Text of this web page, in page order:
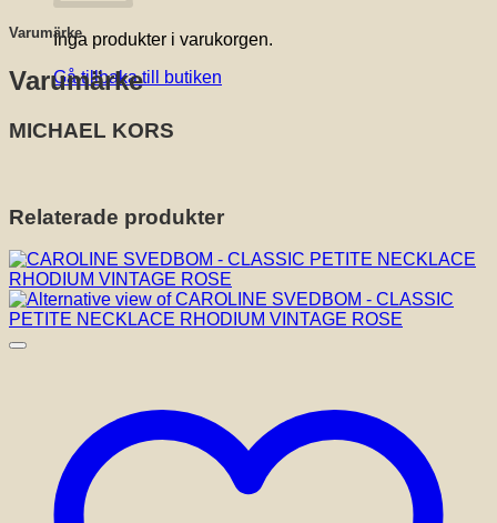
Inga produkter i varukorgen.
Gå tillbaka till butiken
Varumärke
Varumärke
MICHAEL KORS
Relaterade produkter